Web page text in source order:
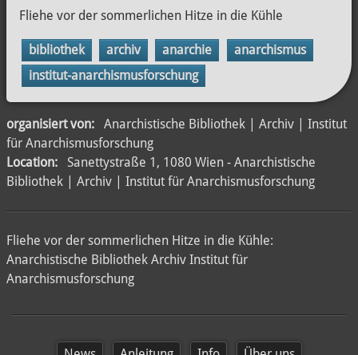
Fliehe vor der sommerlichen Hitze in die Kühle
bibliothek archiv anarchie
anarchismus
institut-anarchismusforschung
organisiert von:
Anarchistische Bibliothek | Archiv | Institut
für Anarchismusforschung
Location:
Sanettystraße 1, 1080 Wien - Anarchistische
Bibliothek | Archiv | Institut für Anarchismusforschung
Fliehe vor der sommerlichen Hitze in die Kühle:
Anarchistische Bibliothek Archiv Institut für
Anarchismusforschung